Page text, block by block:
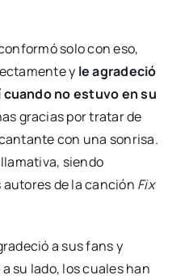
solo con eso,
y le agradeció
no estuvo en su
gracias por tratar de
con una sonrisa.
siendo
autores de la canción Fix
a sus fans y
su lado, los cuales han